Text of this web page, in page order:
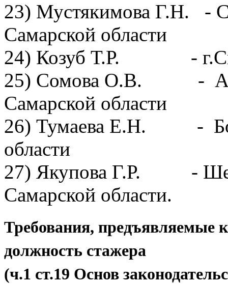
23) Мустякимова Г.Н. -
Самарской области
24) Козуб Т.Р. -
25) Сомова О.В. -
Самарской области
26) Тумаева Е.Н. -
области
27) Якупова Г.Р. -
Самарской области.
Требования, предъявляемые
должность стажера
(ч.1 ст.19 Основ